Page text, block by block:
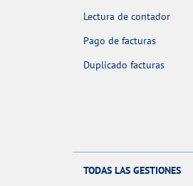
Lectura de contador
Pago de facturas
Duplicado facturas
TODAS LAS GESTIONES